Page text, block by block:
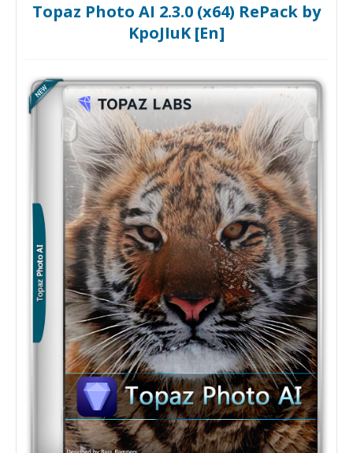
Topaz Photo AI 2.3.0 (x64) RePack by
KpoJIuK [En]